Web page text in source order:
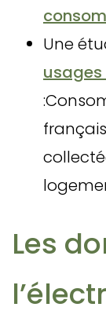
Une
Les